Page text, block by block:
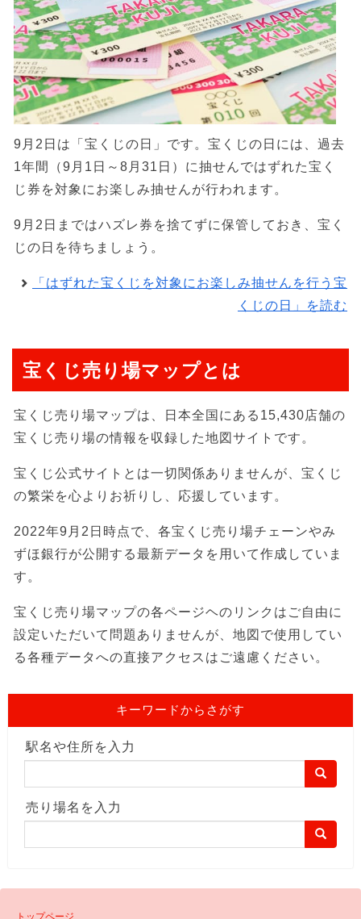
9月2日は「宝くじの日」です。宝くじの日には、過去
1年間（9月1日～8月31日）に抽せんではずれた宝く
じ券を対象にお楽しみ抽せんが行われます。
9月2日まではハズレ券を捨てずに保管しておき、宝く
じの日を待ちましょう。
「はずれた宝くじを対象にお楽しみ抽せんを行う宝
くじの日」を読む
宝くじ売り場マップとは
宝くじ売り場マップは、日本全国にある15,430店舗の
宝くじ売り場の情報を収録した地図サイトです。
宝くじ公式サイトとは一切関係ありませんが、宝くじ
の繁栄を心よりお祈りし、応援しています。
2022年9月2日時点で、各宝くじ売り場チェーンやみ
ずほ銀行が公開する最新データを用いて作成していま
す。
宝くじ売り場マップの各ページヘのリンクはご自由に
設定いただいて問題ありませんが、地図で使用してい
る各種データへの直接アクセスはご遠慮ください。
キーワードからさがす
駅名や住所を入力
売り場名を入力
トップページ